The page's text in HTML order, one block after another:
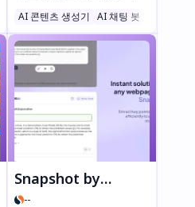
글쓰기 도우미
을 도와줍니다! 다양한 주제
의 일상 속 팩트를 확인하
고, 신경망과 채팅하며 지식
을 쌓고 보상을 받아보세요.
호기심 많은 분들에게 완벽
한 앱—지금 다운로드하고
스마트하게 탐험하세요!
AI 콘텐츠 생성기 AI 채팅 봇
Snapshot by AnswersAi
--